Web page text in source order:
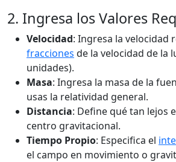
2. Ingresa los Valores
Velocidad: Ingresa la velocidad
fracciones de la velocidad de la
unidades).
Masa: Ingresa la masa de la
usas la relatividad general.
Distancia: Define qué tan lejos
centro gravitacional.
Tiempo Propio: Especifica el
el campo en movimiento o